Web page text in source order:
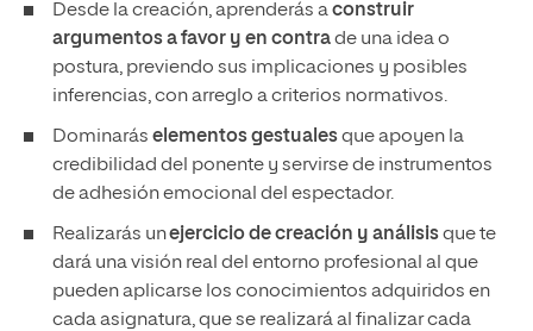
Desde la creación, aprenderás aconstruir
argumentos a favor y en contrade una idea o
postura, previendo sus implicaciones y posibles
inferencias, con arreglo a criterios normativos.
Dominarás elementos gestualesque apoyen la
credibilidad del ponente y servirse de instrumentos
de adhesión emocional del espectador.
Realizarás unejercicio de creación y análisisque te
dará una visión real del entorno profesional al que
pueden aplicarse los conocimientos adquiridos en
cada asignatura, que se realizará al finalizar cada